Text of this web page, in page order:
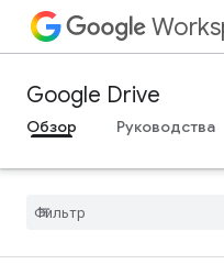
Google Drive
Обзор Руководства